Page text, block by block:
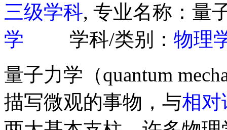
三级学科, 专业名称：
学 学科/类别： 物理
量子力学（quantum
描写微观的事物，与相对